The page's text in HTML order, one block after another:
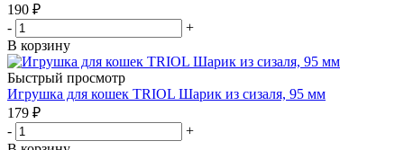
190 ₽
-
+
В корзину
Быстрый просмотр
Игрушка для кошек TRIOL Шарик из сизаля, 95 мм
179 ₽
-
+